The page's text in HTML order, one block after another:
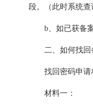
段。（此时系统查
b、如已获备
二、如何找
找回密码申
材料一：